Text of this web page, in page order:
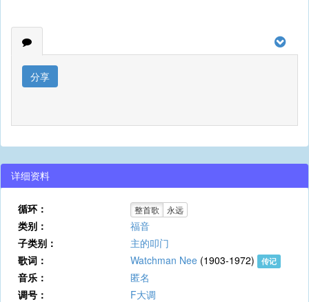
分享
详细资料
循环： 整首歌 永远
类别：
福音
子类别：
主的叩门
歌词：
Watchman Nee (1903-1972) 传记
音乐：
匿名
调号：
F大调